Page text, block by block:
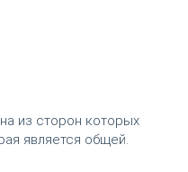
из сторон которых
является общей.